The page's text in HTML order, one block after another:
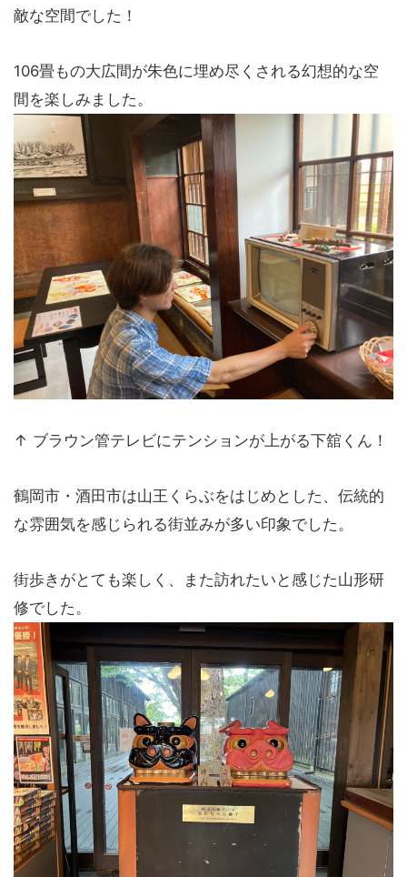
敵な空間でした！
106畳もの大広間が朱色に埋め尽くされる幻想的な空
間を楽しみました。
↑ ブラウン管テレビにテンションが上がる下舘くん！
鶴岡市・酒田市は山王くらぶをはじめとした、伝統的
な雰囲気を感じられる街並みが多い印象でした。
街歩きがとても楽しく、また訪れたいと感じた山形研
修でした。